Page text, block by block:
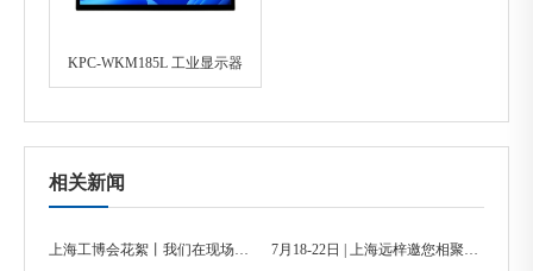
KPC-WKM185L 工业显示器
相关新闻